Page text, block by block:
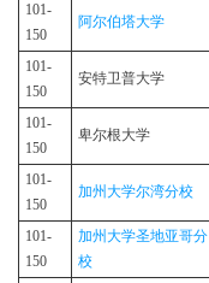
101-
150
阿尔伯塔大学
101-
150
安特卫普大学
101-
150
卑尔根大学
101-
150
加州大学尔湾分校
101-
150
加州大学圣地亚哥分
校